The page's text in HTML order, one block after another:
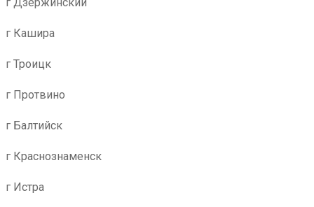
г Кашира
г Троицк
г Протвино
г Балтийск
г Краснознаменск
г Истра